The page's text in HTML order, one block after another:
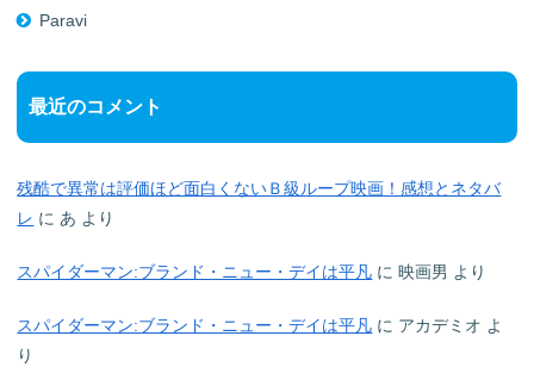
Paravi
最近のコメント
残酷で異常は評価ほど面白くないＢ級ループ映画！感想とネタバ
レ に あ より
スパイダーマン:ブランド・ニュー・デイは平凡 に映画男 より
スパイダーマン:ブランド・ニュー・デイは平凡 に アカデミオ よ
り